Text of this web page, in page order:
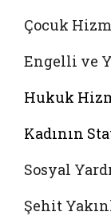
Çocuk
Engelli ve
Hukuk
Kadının
Sosyal
Şehit